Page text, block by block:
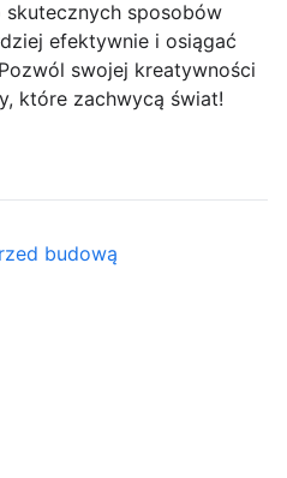
sposobów
efektywnie i osiągać
swojej kreatywności
które zachwycą świat!
budową